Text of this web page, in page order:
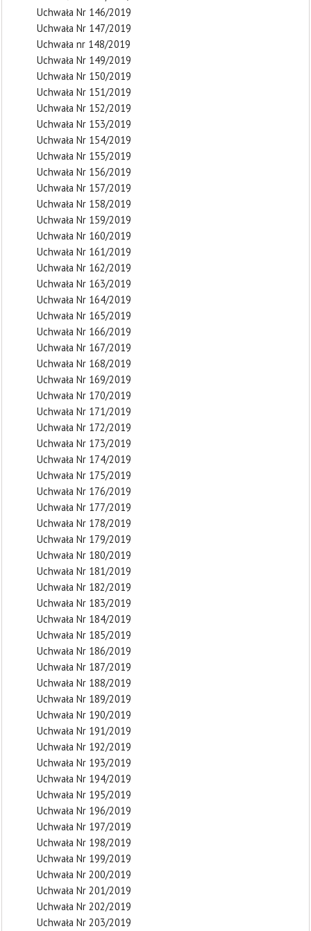
Uchwała Nr 146/2019
Uchwała Nr 147/2019
Uchwała nr 148/2019
Uchwała Nr 149/2019
Uchwała Nr 150/2019
Uchwała Nr 151/2019
Uchwała Nr 152/2019
Uchwała Nr 153/2019
Uchwała Nr 154/2019
Uchwała Nr 155/2019
Uchwała Nr 156/2019
Uchwała Nr 157/2019
Uchwała Nr 158/2019
Uchwała Nr 159/2019
Uchwała Nr 160/2019
Uchwała Nr 161/2019
Uchwała Nr 162/2019
Uchwała Nr 163/2019
Uchwała Nr 164/2019
Uchwała Nr 165/2019
Uchwała Nr 166/2019
Uchwała Nr 167/2019
Uchwała Nr 168/2019
Uchwała Nr 169/2019
Uchwała Nr 170/2019
Uchwała Nr 171/2019
Uchwała Nr 172/2019
Uchwała Nr 173/2019
Uchwała Nr 174/2019
Uchwała Nr 175/2019
Uchwała Nr 176/2019
Uchwała Nr 177/2019
Uchwała Nr 178/2019
Uchwała Nr 179/2019
Uchwała Nr 180/2019
Uchwała Nr 181/2019
Uchwała Nr 182/2019
Uchwała Nr 183/2019
Uchwała Nr 184/2019
Uchwała Nr 185/2019
Uchwała Nr 186/2019
Uchwała Nr 187/2019
Uchwała Nr 188/2019
Uchwała Nr 189/2019
Uchwała Nr 190/2019
Uchwała Nr 191/2019
Uchwała Nr 192/2019
Uchwała Nr 193/2019
Uchwała Nr 194/2019
Uchwała Nr 195/2019
Uchwała Nr 196/2019
Uchwała Nr 197/2019
Uchwała Nr 198/2019
Uchwała Nr 199/2019
Uchwała Nr 200/2019
Uchwała Nr 201/2019
Uchwała Nr 202/2019
Uchwała Nr 203/2019